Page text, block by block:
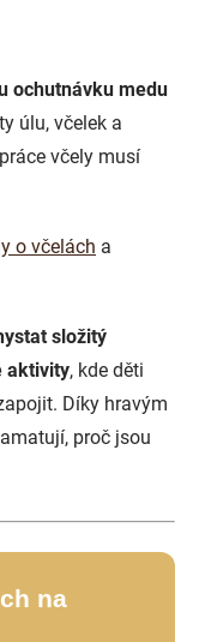
ochutnávku medu
úlu, včelek a
včely musí
o včelách a
složitý
aktivity, kde děti
Díky hravým
proč jsou
na